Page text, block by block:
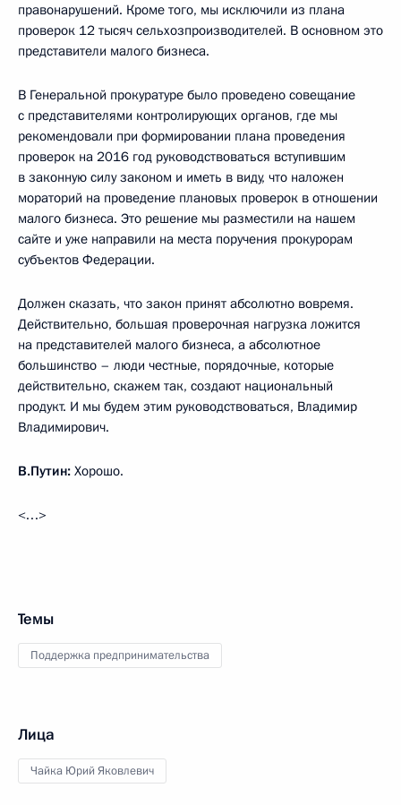
правонарушений. Кроме того, мы исключили из плана
проверок 12 тысяч сельхозпроизводителей. В основном это
представители малого бизнеса.
В Генеральной прокуратуре было проведено совещание
с представителями контролирующих органов, где мы
рекомендовали при формировании плана проведения
проверок на 2016 год руководствоваться вступившим
в законную силу законом и иметь в виду, что наложен
мораторий на проведение плановых проверок в отношении
малого бизнеса. Это решение мы разместили на нашем
сайте и уже направили на места поручения прокурорам
субъектов Федерации.
Должен сказать, что закон принят абсолютно вовремя.
Действительно, большая проверочная нагрузка ложится
на представителей малого бизнеса, а абсолютное
большинство – люди честные, порядочные, которые
действительно, скажем так, создают национальный
продукт. И мы будем этим руководствоваться, Владимир
Владимирович.
В.Путин: Хорошо.
<…>
Темы
Поддержка предпринимательства
Лица
Чайка Юрий Яковлевич